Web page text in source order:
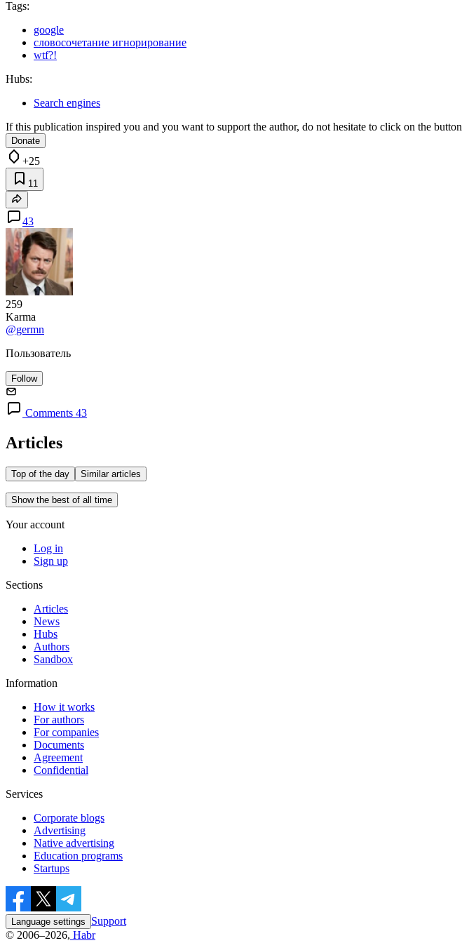
Tags:
google
словосочетание игнорирование
wtf?!
Hubs:
Search engines
If this publication inspired you and you want to support the author, do not hesitate to click on the button
Donate
+25
11
43
259
Karma
@germn
Пользователь
Follow
Comments 43
Articles
Top of the day Similar articles
Show the best of all time
Your account
Log in
Sign up
Sections
Articles
News
Hubs
Authors
Sandbox
Information
How it works
For authors
For companies
Documents
Agreement
Confidential
Services
Corporate blogs
Advertising
Native advertising
Education programs
Startups
Language settings
Support
© 2006–2026, Habr